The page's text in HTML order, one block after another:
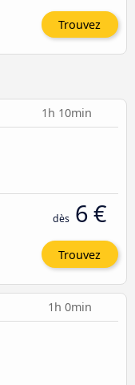
Trouvez
1h 10min
dès 6 €
Trouvez
1h 0min